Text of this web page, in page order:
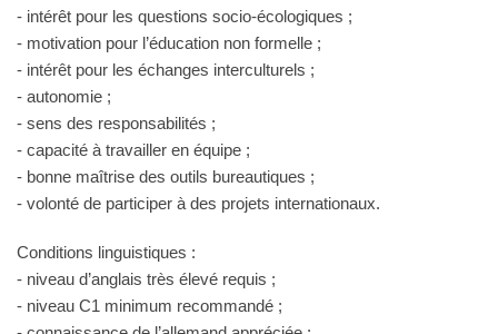
- intérêt pour les questions socio-écologiques ;
- motivation pour l’éducation non formelle ;
- intérêt pour les échanges interculturels ;
- autonomie ;
- sens des responsabilités ;
- capacité à travailler en équipe ;
- bonne maîtrise des outils bureautiques ;
- volonté de participer à des projets internationaux.
Conditions linguistiques :
- niveau d’anglais très élevé requis ;
- niveau C1 minimum recommandé ;